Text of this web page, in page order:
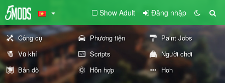
Show Adult Đăng nhập
Công cụ Phương tiện
Paint Jobs
Vũ khí
Scripts
Người chơi
Bản đồ
Hỗn hợp Hơn